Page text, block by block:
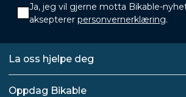
Ja, jeg vil gjerne motta Bikable-
aksepterer personvernerklæring.
La oss hjelpe deg
Oppdag Bikable